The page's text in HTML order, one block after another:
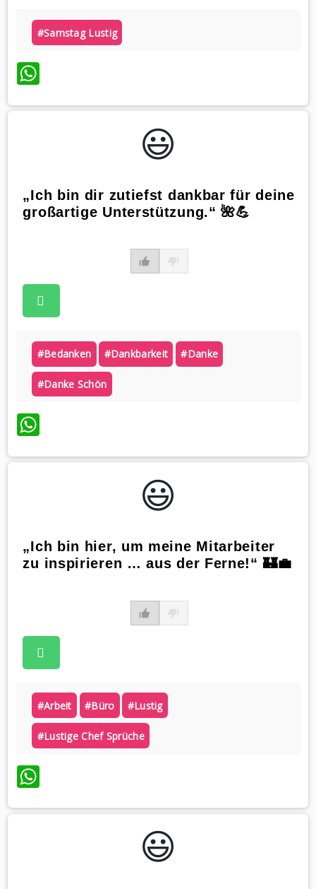
#samstag Lustig
WhatsApp
😃️
„Ich bin dir zutiefst dankbar für deine
großartige Unterstützung.“ 🌺💪
#bedanken #dankbarkeit #danke
#danke Schön
WhatsApp
😃️
„Ich bin hier, um meine Mitarbeiter
zu inspirieren … aus der Ferne!“ 🏰💼
#arbeit #büro #lustig
#lustige Chef Sprüche
WhatsApp
😃️